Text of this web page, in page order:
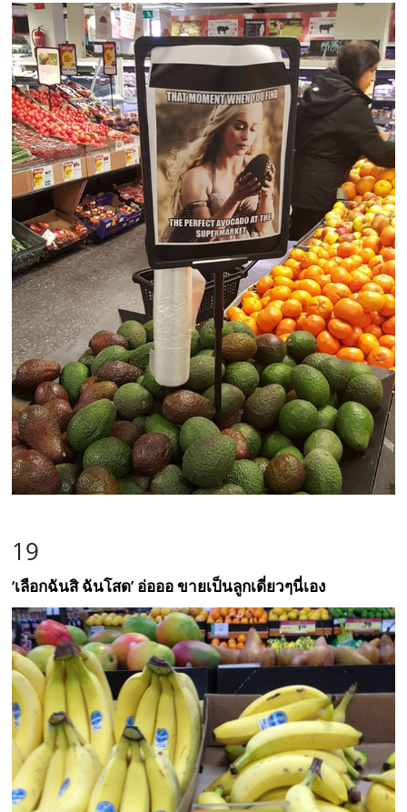
19
‘เลือกฉันสิ ฉันโสด’ อ่อออ ขายเป็นลูกเดี่ยวๆนี่เอง